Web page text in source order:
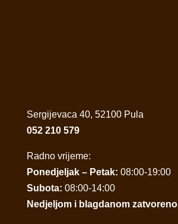
Sergijevaca 40, 52100 Pula
052 210 579
Radno vrijeme:
Ponedjeljak – Petak: 08:00-19:00
Subota: 08:00-14:00
Nedjeljom i blagdanom zatvoreno